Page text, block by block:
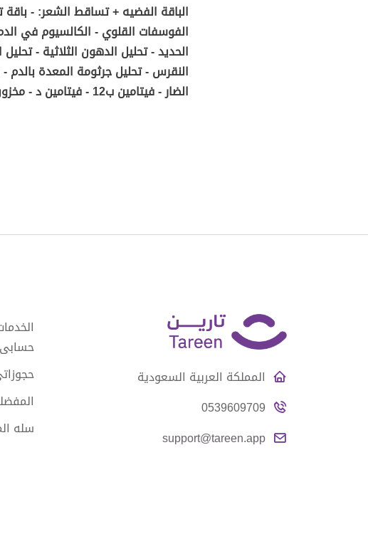
الباقة الفضيه + تساقط الشعر: -
الحديد - تحليل الدهون الثلاثية -
الضار - فيتامين ب12 - فيتامين د - مخزون الحديد - وظائف الكلى BUN - وظائف الكلى crea - وظائف الكلى UREA
المملكة العربية السعودية
0539609709
support@tareen.app
حسابى
سله